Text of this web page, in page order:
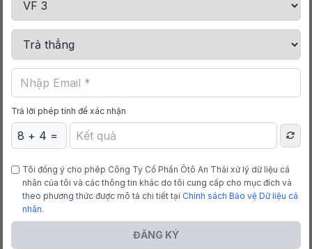
Trả lời phép tính để xác nhận
Tôi đồng ý cho phép Công Ty Cổ Phần Ôtô An Thái xử lý dữ liệu cá
nhân của tôi và các thông tin khác do tôi cung cấp cho mục đích và
theo phương thức được mô tả chi tiết tại Chính sách Bảo vệ Dữ liệu cá
nhân.
ĐĂNG KÝ